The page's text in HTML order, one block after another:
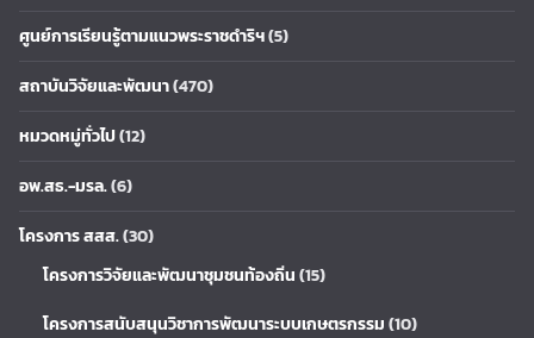
ศูนย์การเรียนรู้ตามแนวพระราชดำริฯ(5)
สถาบันวิจัยและพัฒนา(470)
หมวดหมู่ทั่วไป(12)
อพ.สธ.-มรล.(6)
โครงการ สสส.(30)
โครงการวิจัยและพัฒนาชุมชนท้องถิ่น(15)
โครงการสนับสนุนวิชาการพัฒนาระบบเกษตรกรรม(10)